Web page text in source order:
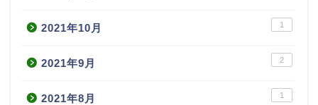
2021年10月 1
2021年9月 2
2021年8月 1